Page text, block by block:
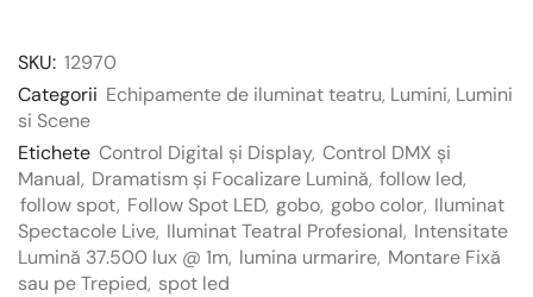
SKU: 12970
Categorii Echipamente de iluminat teatru, Lumini, Lumini
si Scene
Etichete Control Digital și Display, Control DMX și
Manual, Dramatism și Focalizare Lumină, follow led,
follow spot, Follow Spot LED, gobo, gobo color, Iluminat
Spectacole Live, Iluminat Teatral Profesional, Intensitate
Lumină 37.500 lux @ 1m, lumina urmarire, Montare Fixă
sau pe Trepied, spot led